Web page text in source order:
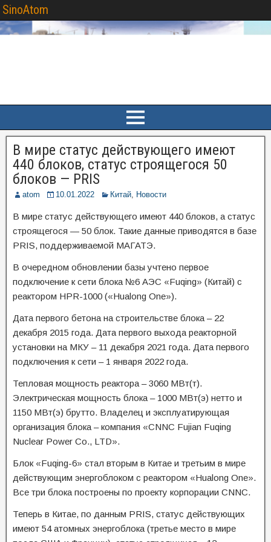
SinoAtom
В мире статус действующего имеют
440 блоков, статус строящегося 50
блоков — PRIS
atom 10.01.2022 Китай, Новости
В мире статус действующего имеют 440 блоков, а статус
строящегося — 50 блок. Такие данные приводятся в базе
PRIS, поддерживаемой МАГАТЭ.
В очередном обновлении базы учтено первое
подключение к сети блока №6 АЭС «Fuqing» (Китай) с
реактором HPR-1000 («Hualong One»).
Дата первого бетона на строительстве блока – 22
декабря 2015 года. Дата первого выхода реакторной
установки на МКУ – 11 декабря 2021 года. Дата первого
подключения к сети – 1 января 2022 года.
Тепловая мощность реактора – 3060 МВт(т).
Электрическая мощность блока – 1000 МВт(э) нетто и
1150 МВт(э) брутто. Владелец и эксплуатирующая
организация блока – компания «CNNC Fujian Fuqing
Nuclear Power Co., LTD».
Блок «Fuqing-6» стал вторым в Китае и третьим в мире
действующим энергоблоком с реактором «Hualong One».
Все три блока построены по проекту корпорации CNNC.
Теперь в Китае, по данным PRIS, статус действующих
имеют 54 атомных энергоблока (третье место в мире